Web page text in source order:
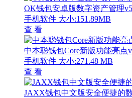
OK钱包安卓版数字资产管理
手机软件 大小:151.89MB
查 看
中本聪钱包Core新版功能亮点
手机软件 大小:271.48 MB
查 看
JAXX钱包中文版安全便捷的